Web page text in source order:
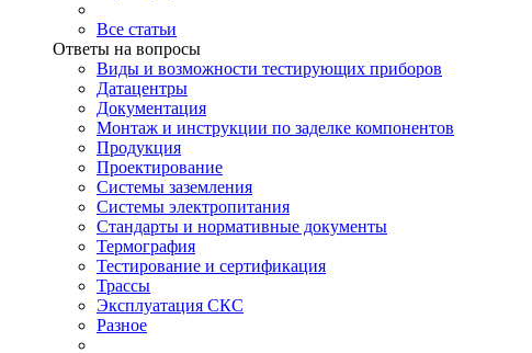
Все статьи
Ответы на вопросы
Виды и возможности тестирующих приборов
Датацентры
Документация
Монтаж и инструкции по заделке компонентов
Продукция
Проектирование
Системы заземления
Системы электропитания
Стандарты и нормативные документы
Термография
Тестирование и сертификация
Трассы
Эксплуатация СКС
Разное